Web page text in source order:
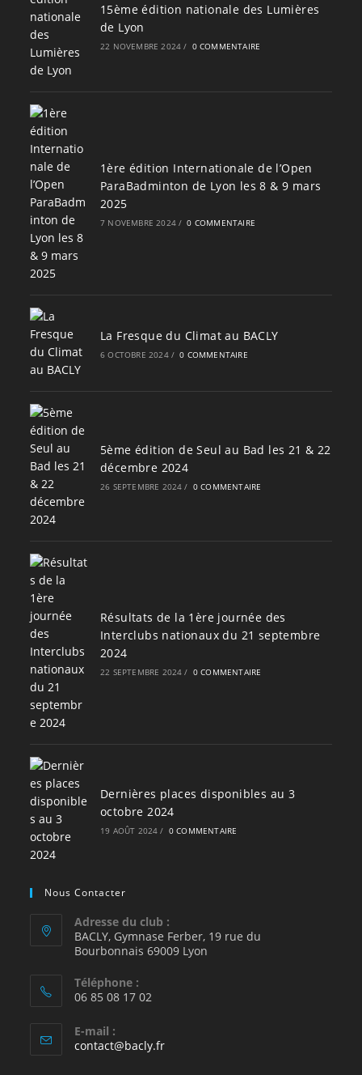
15ème édition nationale des Lumières
de Lyon
22 NOVEMBRE 2024 / 0 COMMENTAIRE
1ère édition Internationale de l’Open
ParaBadminton de Lyon les 8 & 9 mars
2025
7 NOVEMBRE 2024 / 0 COMMENTAIRE
La Fresque du Climat au BACLY
6 OCTOBRE 2024 / 0 COMMENTAIRE
5ème édition de Seul au Bad les 21 & 22
décembre 2024
26 SEPTEMBRE 2024 / 0 COMMENTAIRE
Résultats de la 1ère journée des
Interclubs nationaux du 21 septembre
2024
22 SEPTEMBRE 2024 / 0 COMMENTAIRE
Dernières places disponibles au 3
octobre 2024
19 AOÛT 2024 / 0 COMMENTAIRE
Nous Contacter
Adresse du club :
BACLY, Gymnase Ferber, 19 rue du
Bourbonnais 69009 Lyon
Téléphone :
06 85 08 17 02
E-mail :
contact@bacly.frS’ouvre